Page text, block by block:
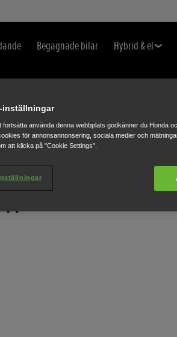
Begagnade bilar Hybrid & el
inställningar
fortsätta använda denna webbplats godkänner du Honda
för annonsannonsering, sociala medier och
att klicka på "Cookie Settings".